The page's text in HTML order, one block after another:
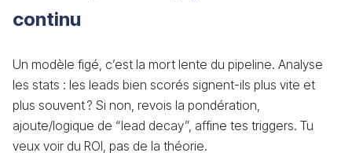
continu
Un modèle figé, c’est la mort lente du pipeline. Analyse
les stats : les leads bien scorés signent-ils plus vite et
plus souvent ? Si non, revois la pondération,
ajoute/logique de “lead decay”, affine tes triggers. Tu
veux voir du ROI, pas de la théorie.